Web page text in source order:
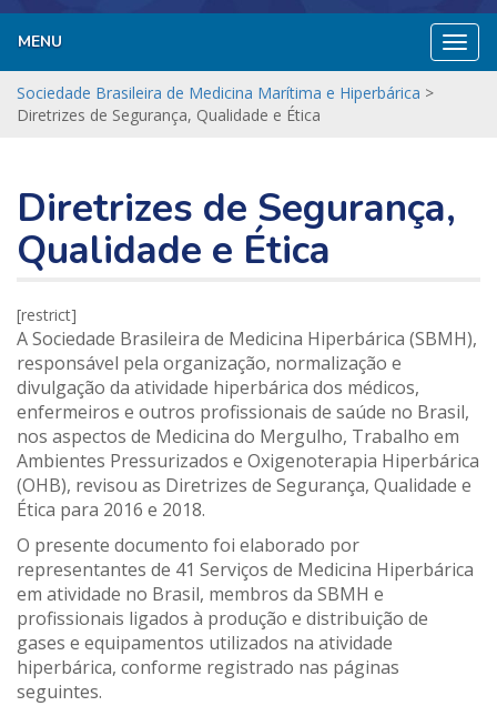
MENU
Sociedade Brasileira de Medicina Marítima e Hiperbárica >
Diretrizes de Segurança, Qualidade e Ética
Diretrizes de Segurança,
Qualidade e Ética
[restrict]
A Sociedade Brasileira de Medicina Hiperbárica (SBMH),
responsável pela organização, normalização e
divulgação da atividade hiperbárica dos médicos,
enfermeiros e outros profissionais de saúde no Brasil,
nos aspectos de Medicina do Mergulho, Trabalho em
Ambientes Pressurizados e Oxigenoterapia Hiperbárica
(OHB), revisou as Diretrizes de Segurança, Qualidade e
Ética para 2016 e 2018.
O presente documento foi elaborado por
representantes de 41 Serviços de Medicina Hiperbárica
em atividade no Brasil, membros da SBMH e
profissionais ligados à produção e distribuição de
gases e equipamentos utilizados na atividade
hiperbárica, conforme registrado nas páginas
seguintes.